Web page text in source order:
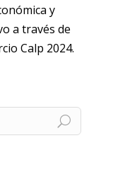
y
a través de
Calp 2024.